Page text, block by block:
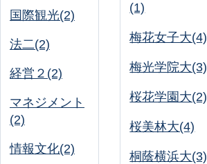
国際観光(2)
法二(2)
経営２(2)
マネジメント
(2)
情報文化(2)
(1)
梅花女子大(4)
梅光学院大(3)
桜花学園大(2)
桜美林大(4)
桐蔭横浜大(3)